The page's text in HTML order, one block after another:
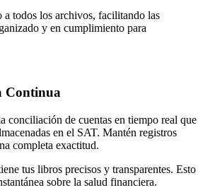
a todos los archivos, facilitando las
y en cumplimiento para
Continua
conciliación de cuentas en tiempo real que
en el SAT. Mantén registros
completa exactitud.
tus libros precisos y transparentes. Esto
sobre la salud financiera.